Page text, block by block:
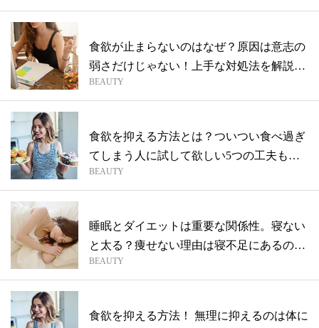
食欲が止まらないのはなぜ？原因は意志の
弱さだけじゃない！上手な対処法を解説し
ます
BEAUTY
食欲を抑える方法とは？ついつい食べ過ぎ
てしまう人に試して欲しい5つの工夫も解
説！
BEAUTY
睡眠とダイエットは重要な関係性。寝ない
と太る？痩せない理由は寝不足にあるのか
も
BEAUTY
食欲を抑える方法！ 無理に抑えるのは体に